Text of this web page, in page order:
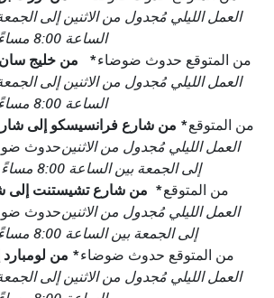
العمل الليلي مُجدول من الاثنين إلى
الساعة 8:00 مساءً و7:00 صباحًا
من خليج *من المتوقع حدوث ضوضاء
العمل الليلي مُجدول من الاثنين إلى
الساعة 8:00 مساءً و7:00 صباحًا
من شارع فرانسيسكو إلى *من المتوقع
حدوثالعمل الليلي مُجدول من الاثنين
إلى الجمعة بين الساعة 8:00 مساءً و7:00 صباحًا.
من شارع تشيستنت إلى *من المتوقع
حدوثالعمل الليلي مُجدول من الاثنين
إلى الجمعة بين الساعة 8:00 مساءً و7:00 صباحًا
من *من المتوقع حدوث ضوضاء
العمل الليلي مُجدول من الاثنين إلى